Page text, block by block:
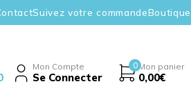
Suivez votre commandeBoutique
Mon Compte
Se Connecter
0 Mon panier
0,00€